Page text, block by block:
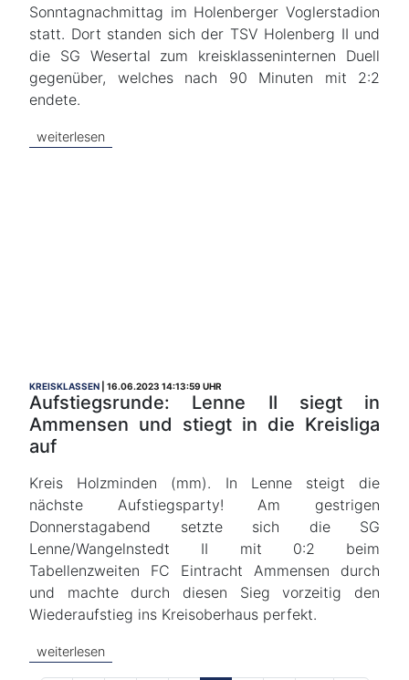
Sonntagnachmittag im Holenberger Voglerstadion
statt. Dort standen sich der TSV Holenberg II und
die SG Wesertal zum kreisklasseninternen Duell
gegenüber, welches nach 90 Minuten mit 2:2
endete.
weiterlesen
KREISKLASSEN 16.06.2023 14:13:59 UHR
Aufstiegsrunde: Lenne II siegt in
Ammensen und stiegt in die Kreisliga
auf
Kreis Holzminden (mm). In Lenne steigt die
nächste Aufstiegsparty! Am gestrigen
Donnerstagabend setzte sich die SG
Lenne/Wangelnstedt II mit 0:2 beim
Tabellenzweiten FC Eintracht Ammensen durch
und machte durch diesen Sieg vorzeitig den
Wiederaufstieg ins Kreisoberhaus perfekt.
weiterlesen